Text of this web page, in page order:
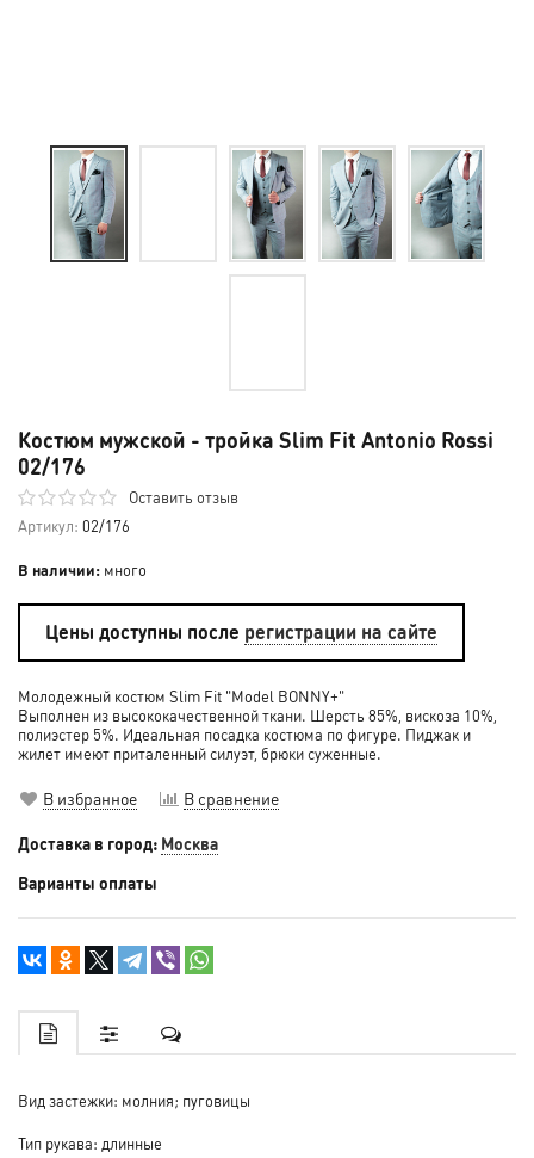
Костюм мужской - тройка Slim Fit Antonio Rossi
02/176
Оставить отзыв
Артикул: 02/176
В наличии: много
Цены доступны после регистрации на сайте
Молодежный костюм Slim Fit "Model BONNY+"
Выполнен из высококачественной ткани. Шерсть 85%, вискоза 10%,
полиэстер 5%. Идеальная посадка костюма по фигуре. Пиджак и
жилет имеют приталенный силуэт, брюки суженные.
В избранное В сравнение
Доставка в город: Москва
Варианты оплаты
Вид застежки: молния; пуговицы
Тип рукава: длинные